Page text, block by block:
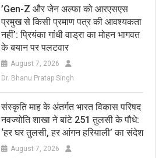
​’Gen-Z और जेन अल्फा को आरएसएस
प्रमुख से किसी प्रमाण पत्र की आवश्यकता
नहीं’: प्रियंका गांधी वाड्रा का मोहन भागवत
के बयान पर पलटवार
August 7, 2026
Dr. Bhanu Pratap Singh
संस्कृति माह के अंतर्गत भारत विकास परिषद
नवज्योति शाखा ने बांटे 251 तुलसी के पौधे:
‘हर घर तुलसी, हर आंगन हरियाली’ का संदेश
August 7, 2026